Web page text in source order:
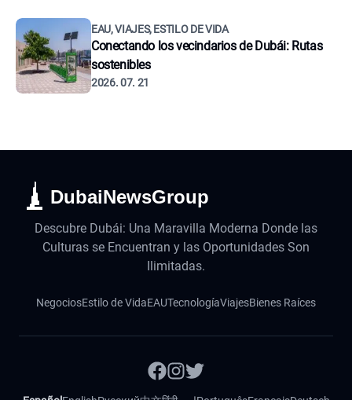
EAU, VIAJES, ESTILO DE VIDA
Conectando los vecindarios de Dubái: Rutas
sostenibles
2026. 07. 21
DubaiNewsGroup
Descubre Dubái: Una Maravilla Moderna Donde las
Culturas se Encuentran y las Oportunidades Son
Ilimitadas.
NegociosEstilo de VidaEAUTecnologíaViajesBienes Raíces